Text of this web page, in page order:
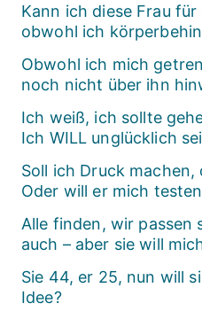
Kann ich diese Frau
obwohl ich
Obwohl ich mich
noch nicht über ihn
Ich weiß, ich sollte
Ich WILL unglücklich
Soll ich Druck
Oder will er mich
Alle finden, wir passen
auch – aber sie will
Sie 44, er 25, nun will
Idee?